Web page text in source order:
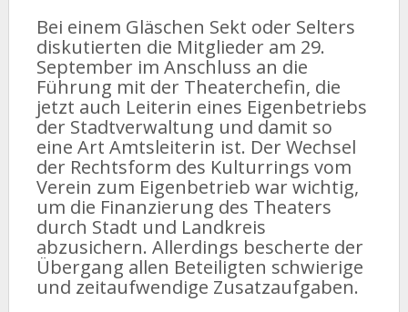
Bei einem Gläschen Sekt oder Selters
diskutierten die Mitglieder am 29.
September im Anschluss an die
Führung mit der Theaterchefin, die
jetzt auch Leiterin eines Eigenbetriebs
der Stadtverwaltung und damit so
eine Art Amtsleiterin ist. Der Wechsel
der Rechtsform des Kulturrings vom
Verein zum Eigenbetrieb war wichtig,
um die Finanzierung des Theaters
durch Stadt und Landkreis
abzusichern. Allerdings bescherte der
Übergang allen Beteiligten schwierige
und zeitaufwendige Zusatzaufgaben.